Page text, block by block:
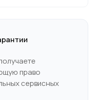
право
сервисных